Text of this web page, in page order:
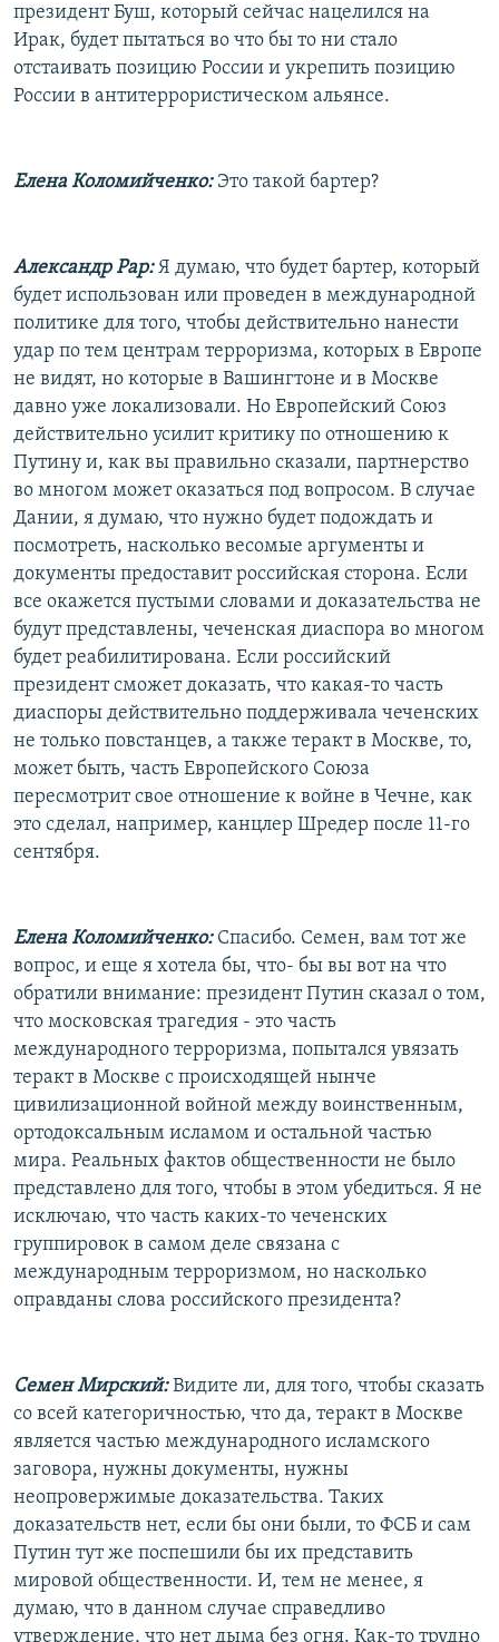
президент Буш, который сейчас нацелился на
Ирак, будет пытаться во что бы то ни стало
отстаивать позицию России и укрепить позицию
России в антитеррористическом альянсе.
Елена Коломийченко:Это такой бартер?
Александр Рар:Я думаю, что будет бартер, который
будет использован или проведен в международной
политике для того, чтобы действительно нанести
удар по тем центрам терроризма, которых в Европе
не видят, но которые в Вашингтоне и в Москве
давно уже локализовали. Но Европейский Союз
действительно усилит критику по отношению к
Путину и, как вы правильно сказали, партнерство
во многом может оказаться под вопросом. В случае
Дании, я думаю, что нужно будет подождать и
посмотреть, насколько весомые аргументы и
документы предоставит российская сторона. Если
все окажется пустыми словами и доказательства не
будут представлены, чеченская диаспора во многом
будет реабилитирована. Если российский
президент сможет доказать, что какая-то часть
диаспоры действительно поддерживала чеченских
не только повстанцев, а также теракт в Москве, то,
может быть, часть Европейского Союза
пересмотрит свое отношение к войне в Чечне, как
это сделал, например, канцлер Шредер после 11-го
сентября.
Елена Коломийченко:Спасибо. Семен, вам тот же
вопрос, и еще я хотела бы, что- бы вы вот на что
обратили внимание: президент Путин сказал о том,
что московская трагедия - это часть
международного терроризма, попытался увязать
теракт в Москве с происходящей нынче
цивилизационной войной между воинственным,
ортодоксальным исламом и остальной частью
мира. Реальных фактов общественности не было
представлено для того, чтобы в этом убедиться. Я не
исключаю, что часть каких-то чеченских
группировок в самом деле связана с
международным терроризмом, но насколько
оправданы слова российского президента?
Семен Мирский:Видите ли, для того, чтобы сказать
со всей категоричностью, что да, теракт в Москве
является частью международного исламского
заговора, нужны документы, нужны
неопровержимые доказательства. Таких
доказательств нет, если бы они были, то ФСБ и сам
Путин тут же поспешили бы их представить
мировой общественности. И, тем не менее, я
думаю, что в данном случае справедливо
утверждение, что нет дыма без огня. Как-то трудно